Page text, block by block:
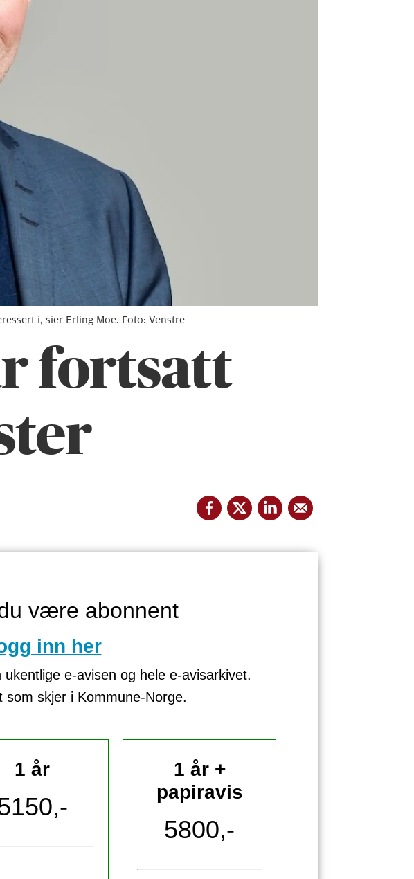
i, sier Erling Moe. Foto: Venstre
fortsatt
være abonnent
inn her
e-avisen og hele e-avisarkivet.
skjer i Kommune-Norge.
1 år
1 år +
papiravis
5800,-